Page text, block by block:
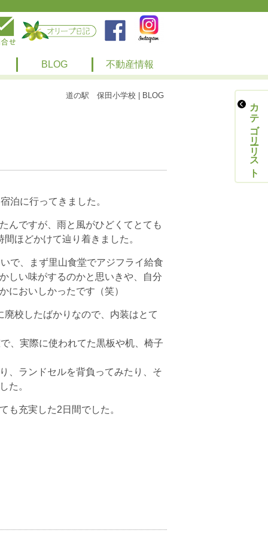
BLOG 不動産情報
道の駅 保田小学校 | BLOG
泊に行ってきました。
んですが、雨と風がひどくてとても
ほどかけて辿り着きました。
で、まず里山食堂でアジフライ給食
しい味がするのかと思いきや、自分
においしかったです（笑）
校したばかりなので、内装はとて
、実際に使われてた黒板や机、椅子
、ランドセルを背負ってみたり、そ
た。
も充実した2日間でした。
カテゴリーリスト